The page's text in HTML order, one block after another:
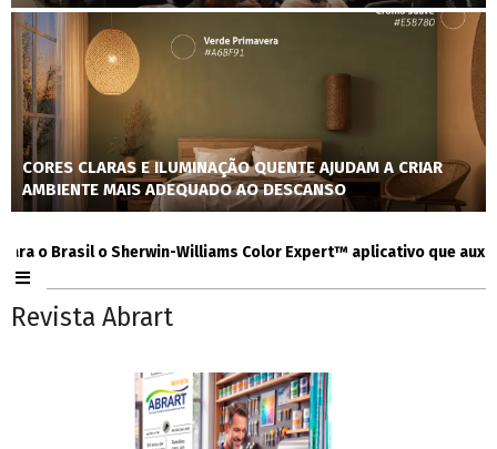
CORES CLARAS E ILUMINAÇÃO QUENTE AJUDAM A CRIAR
AMBIENTE MAIS ADEQUADO AO DESCANSO
Brasil o Sherwin-Williams Color Expert™ aplicativo que auxilia
Revista Abrart